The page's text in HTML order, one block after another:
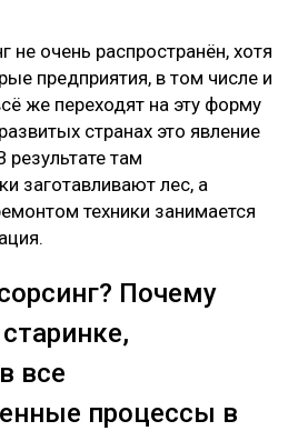
не очень распространён, хотя
предприятия, в том числе и
же переходят на эту форму
странах это явление
там
заготавливают лес, а
техники занимается
Почему
все
процессы в